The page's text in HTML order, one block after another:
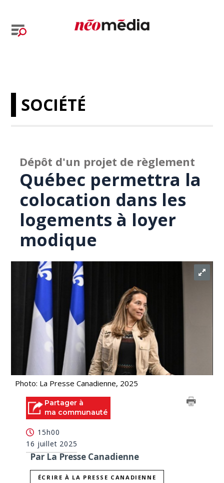
SOCIÉTÉ
Dépôt d'un projet de règlement
Québec permettra la
colocation dans les
logements à loyer
modique
Photo: La Presse Canadienne, 2025
Partager à
ma communauté
15h00
16 juillet 2025
Par La Presse Canadienne
ÉCRIRE À LA PRESSE CANADIENNE